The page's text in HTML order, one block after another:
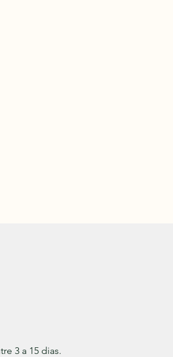
3 a 15 dias.